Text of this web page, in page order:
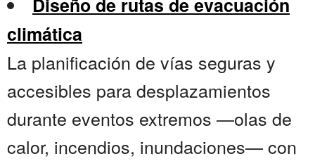
climática
La planificación de vías seguras y
accesibles para desplazamientos
durante eventos extremos —olas de
calor, incendios, inundaciones— con